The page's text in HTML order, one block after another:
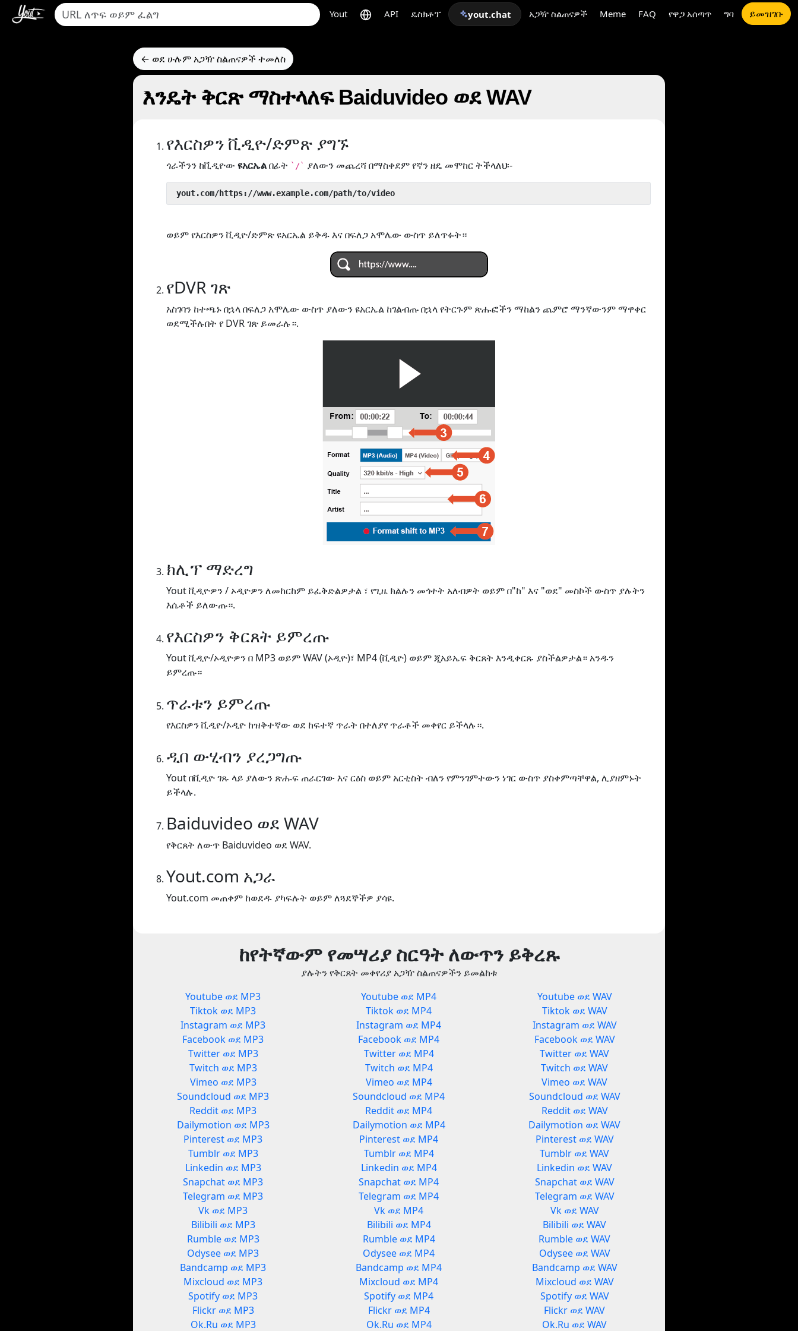
Yout API ዴስክቶፕ yout.chat አጋዥ ስልጠናዎች Meme FAQ የዋጋ አሰጣጥ ግባ ይመዝገቡ
← ወደ ሁሉም አጋዥ ስልጠናዎች ተመለስ
እንዴት ቅርጽ ማስተላለፍ Baiduvideo ወደ WAV
የእርስዎን ቪዲዮ/ድምጽ ያግኙ
ጎራችንን ከቪዲዮው ዩአርኤልበፊት `/` ያለውን መጨረሻ በማስቀደም የኛን ዘዴ መሞከር ትችላለህ፡-
yout.com/https://www.example.com/path/to/video
ወይም የእርስዎን ቪዲዮ/ድምጽ ዩአርኤል ይቅዱ እና በፍለጋ አሞሌው ውስጥ ይለጥፉት።
የDVR ገጽ
አስገባን ከተጫኑ በኋላ በፍለጋ አሞሌው ውስጥ ያለውን ዩአርኤል ከገልብጡ በኋላ የትርጉም ጽሑፎችን ማከልን ጨምሮ ማንኛውንም ማዋቀር
ወደሚችሉበት የ DVR ገጽ ይመራሉ።.
ክሊፕ ማድረግ
Yout ቪዲዮዎን / ኦዲዮዎን ለመከርከም ይፈቅድልዎታል ፣ የጊዜ ክልሉን መጎተት አለብዎት ወይም በ"ከ" እና "ወደ" መስኮች ውስጥ ያሉትን
እሴቶች ይለውጡ።.
የእርስዎን ቅርጸት ይምረጡ
Yout ቪዲዮ/ኦዲዮዎን በ MP3 ወይም WAV (ኦዲዮ)፣ MP4 (ቪዲዮ) ወይም ጂአይኤፍ ቅርጸት እንዲቀርጹ ያስችልዎታል። አንዱን
ይምረጡ።
ጥራቱን ይምረጡ
የእርስዎን ቪዲዮ/ኦዲዮ ከዝቅተኛው ወደ ከፍተኛ ጥራት በተለያየ ጥራቶች መቀየር ይችላሉ።.
ዲበ ውሂብን ያረጋግጡ
Yout በቪዲዮ ገጹ ላይ ያለውን ጽሑፍ ጠራርገው እና ርዕስ ወይም አርቲስት ብለን የምንገምተውን ነገር ውስጥ ያስቀምጣቸዋል, ሊያዘምኑት
ይችላሉ.
Baiduvideo ወደ WAV
የቅርጸት ለውጥ Baiduvideo ወደ WAV.
Yout.com አጋራ
Yout.com መጠቀም ከወደዱ ያካፍሉት ወይም ለጓደኞችዎ ያሳዩ.
ከየትኛውም የመሣሪያ ስርዓት ለውጥን ይቅረጹ
ያሉትን የቅርጸት መቀየሪያ አጋዥ ስልጠናዎችን ይመልከቱ
Youtube ወደ MP3
Tiktok ወደ MP3
Instagram ወደ MP3
Facebook ወደ MP3
Twitter ወደ MP3
Twitch ወደ MP3
Vimeo ወደ MP3
Soundcloud ወደ MP3
Reddit ወደ MP3
Dailymotion ወደ MP3
Pinterest ወደ MP3
Tumblr ወደ MP3
Linkedin ወደ MP3
Snapchat ወደ MP3
Telegram ወደ MP3
Vk ወደ MP3
Bilibili ወደ MP3
Rumble ወደ MP3
Odysee ወደ MP3
Bandcamp ወደ MP3
Mixcloud ወደ MP3
Spotify ወደ MP3
Flickr ወደ MP3
Ok.Ru ወደ MP3
Youtube ወደ MP4
Tiktok ወደ MP4
Instagram ወደ MP4
Facebook ወደ MP4
Twitter ወደ MP4
Twitch ወደ MP4
Vimeo ወደ MP4
Soundcloud ወደ MP4
Reddit ወደ MP4
Dailymotion ወደ MP4
Pinterest ወደ MP4
Tumblr ወደ MP4
Linkedin ወደ MP4
Snapchat ወደ MP4
Telegram ወደ MP4
Vk ወደ MP4
Bilibili ወደ MP4
Rumble ወደ MP4
Odysee ወደ MP4
Bandcamp ወደ MP4
Mixcloud ወደ MP4
Spotify ወደ MP4
Flickr ወደ MP4
Ok.Ru ወደ MP4
Youtube ወደ WAV
Tiktok ወደ WAV
Instagram ወደ WAV
Facebook ወደ WAV
Twitter ወደ WAV
Twitch ወደ WAV
Vimeo ወደ WAV
Soundcloud ወደ WAV
Reddit ወደ WAV
Dailymotion ወደ WAV
Pinterest ወደ WAV
Tumblr ወደ WAV
Linkedin ወደ WAV
Snapchat ወደ WAV
Telegram ወደ WAV
Vk ወደ WAV
Bilibili ወደ WAV
Rumble ወደ WAV
Odysee ወደ WAV
Bandcamp ወደ WAV
Mixcloud ወደ WAV
Spotify ወደ WAV
Flickr ወደ WAV
Ok.Ru ወደ WAV